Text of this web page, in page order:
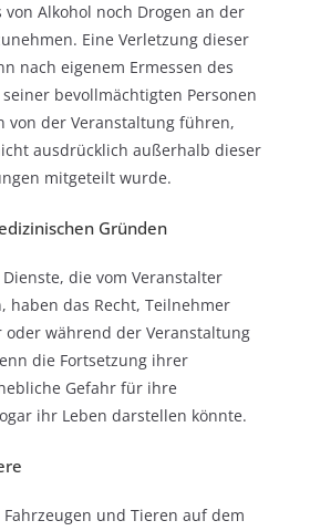
Alkohol noch Drogen an der
Eine Verletzung dieser
nach eigenem Ermessen des
bevollmächtigten Personen
von der Veranstaltung führen,
ausdrücklich außerhalb dieser
mitgeteilt wurde.
Gründen
die vom Veranstalter
haben das Recht, Teilnehmer
oder während der Veranstaltung
die Fortsetzung ihrer
Gefahr für ihre
ihr Leben darstellen könnte.
und Tieren auf dem